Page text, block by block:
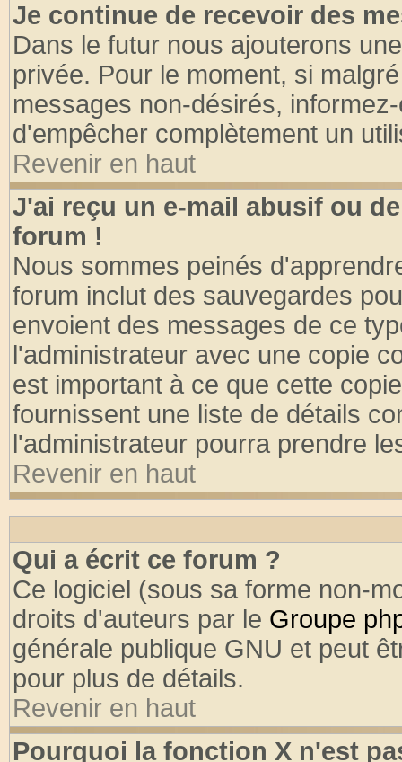
Je continue de recevoir des
Dans le futur nous ajouterons
privée. Pour le moment, si
messages non-désirés,
d'empêcher complètement un
Revenir en haut
J'ai reçu un e-mail abusif ou
forum !
Nous sommes peinés
forum inclut des sauvegardes
envoient des messages de ce
l'administrateur avec une copie
est important à ce que cette
fournissent une liste de détails
l'administrateur pourra prendre
Revenir en haut
Qui a écrit ce forum ?
Ce logiciel (sous sa forme non-
droits d'auteurs par le Groupe
générale publique GNU et peut
pour plus de détails.
Revenir en haut
Pourquoi la fonction X n'est